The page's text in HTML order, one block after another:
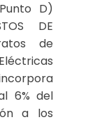
D)
DE
de
6% del
a los